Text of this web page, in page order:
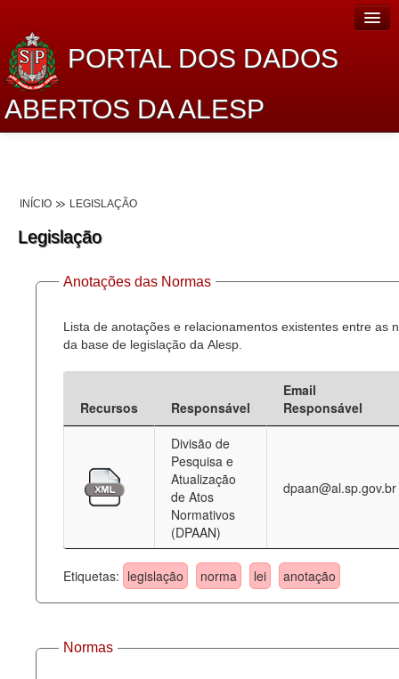
PORTAL DOS DADOS
ABERTOS DA ALESP
Dados Abertos Alesp
Lei de Acesso à Informação
Dados Governamentais Abertos
Planejamento
Deputados Estaduais
Legislação
Perguntas frequentes
Contato
INÍCIO LEGISLAÇÃO
Legislação
Anotações das Normas
Lista de anotações e relacionamentos existentes entre as
da base de legislação da Alesp.
Recursos Responsável
Email
Responsável
Divisão de
Pesquisa e
Atualização
de Atos
Normativos
(DPAAN)
dpaan@al.sp.gov.br
Etiquetas: legislação norma lei anotação
Normas